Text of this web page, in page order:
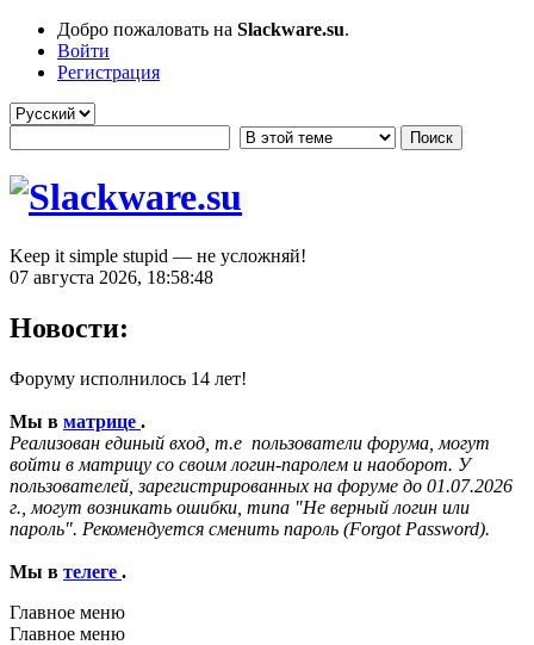
Добро пожаловать на Slackware.su.
Войти
Регистрация
Keep it simple stupid — не усложняй!
07 августа 2026, 18:58:48
Новости:
Форуму исполнилось 14 лет!
Мы в матрице .
Реализован единый вход, т.е пользователи форума, могут
войти в матрицу со своим логин-паролем и наоборот. У
пользователей, зарегистрированных на форуме до 01.07.2026
г., могут возникать ошибки, типа "Не верный логин или
пароль". Рекомендуется сменить пароль (Forgot Password).
Мы в телеге .
Главное меню
Главное меню